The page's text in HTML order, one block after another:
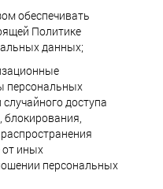
обеспечивать
Политике
данных;
персональных
доступа
иных
персональных